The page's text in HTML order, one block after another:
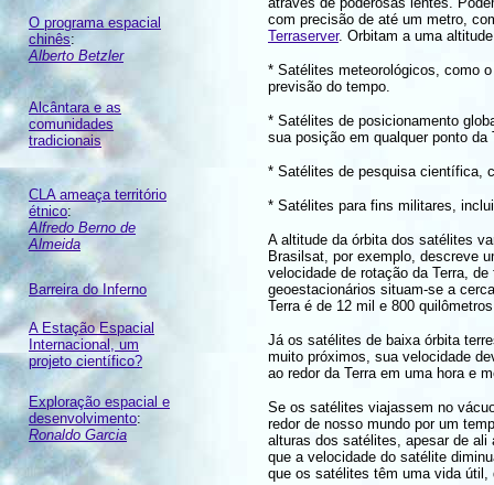
O programa espacial
chinês:
Alberto Betzler
Alcântara e as
comunidades
tradicionais
CLA ameaça território
étnico:
Alfredo Berno de
Almeida
Barreira do Inferno
A Estação Espacial
Internacional, um
projeto científico?
Exploração espacial e
desenvolvimento:
Ronaldo Garcia
com precisão de até um metro,
Terraserver. Orbitam a uma
* Satélites meteorológicos, como
previsão do tempo.
* Satélites de posicionamento
sua posição em qualquer ponto da
* Satélites de pesquisa científica,
* Satélites para fins militares,
A altitude da órbita dos satélites
Brasilsat, por exemplo, descreve
velocidade de rotação da Terra,
geoestacionários situam-se a
Terra é de 12 mil e 800
Já os satélites de baixa órbita
muito próximos, sua velocidade
ao redor da Terra em uma hora e
Se os satélites viajassem no
redor de nosso mundo por um
alturas dos satélites, apesar de
que a velocidade do satélite
que os satélites têm uma vida útil,